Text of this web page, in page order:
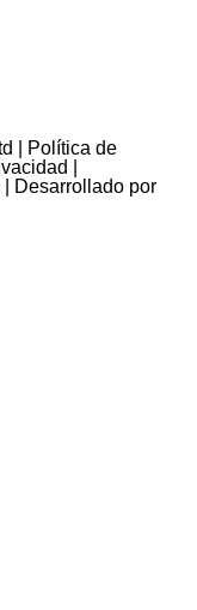
|
Política de
| Desarrollado por